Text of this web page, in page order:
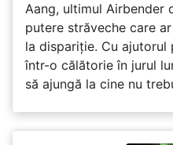
Aang, ultimul Airbender
putere străveche care
la dispariție. Cu
într-o călătorie în jurul
să ajungă la cine nu